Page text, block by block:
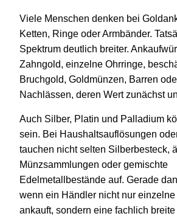
Viele Menschen denken bei
Ketten, Ringe oder Armbänder.
Spektrum deutlich breiter.
Zahngold, einzelne Ohrringe,
Bruchgold, Goldmünzen, Barren
Nachlässen, deren Wert zunächst
Auch Silber, Platin und Palladium
sein. Bei Haushaltsauflösungen
tauchen nicht selten Silberbesteck,
Münzsammlungen oder gemischte
Edelmetallbestände auf. Gerade
wenn ein Händler nicht nur
ankauft, sondern eine fachlich